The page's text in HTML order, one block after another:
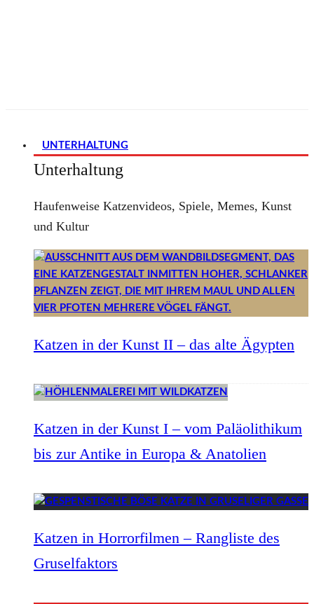
UNTERHALTUNG
Unterhaltung
Haufenweise Katzenvideos, Spiele, Memes, Kunst
und Kultur
Katzen in der Kunst II – das alte Ägypten
Katzen in der Kunst I – vom Paläolithikum
bis zur Antike in Europa & Anatolien
Katzen in Horrorfilmen – Rangliste des
Gruselfaktors